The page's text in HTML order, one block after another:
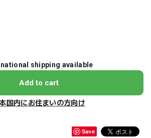
shipping available
Add to cart
国内にお住まいの方向け
Save